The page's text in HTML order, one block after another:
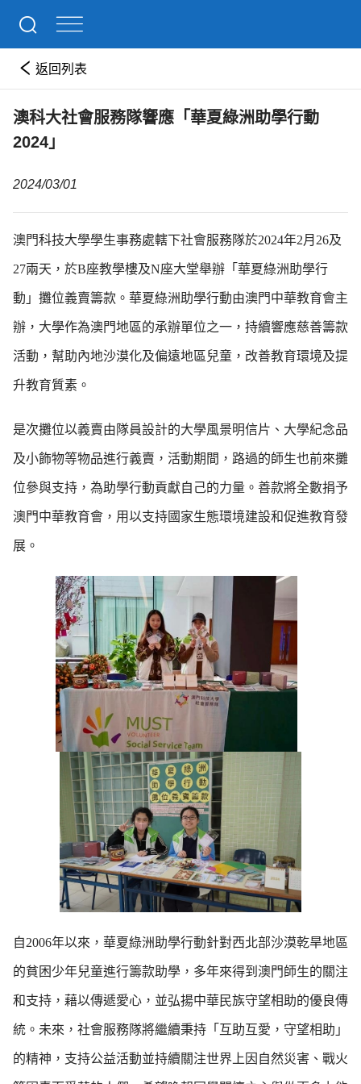
返回列表
澳科大社會服務隊響應「華夏綠洲助學行動
2024」
2024/03/01
澳門科技大學學生事務處轄下社會服務隊於2024年2月26及
27兩天，於B座教學樓及N座大堂舉辦「華夏綠洲助學行
動」攤位義賣籌款。華夏綠洲助學行動由澳門中華教育會主
辦，大學作為澳門地區的承辦單位之一，持續響應慈善籌款
活動，幫助內地沙漠化及偏遠地區兒童，改善教育環境及提
升教育質素。
是次攤位以義賣由隊員設計的大學風景明信片、大學紀念品
及小飾物等物品進行義賣，活動期間，路過的師生也前來攤
位參與支持，為助學行動貢獻自己的力量。善款將全數捐予
澳門中華教育會，用以支持國家生態環境建設和促進教育發
展。
自2006年以來，華夏綠洲助學行動針對西北部沙漠乾旱地區
的貧困少年兒童進行籌款助學，多年來得到澳門師生的關注
和支持，藉以傳遞愛心，並弘揚中華民族守望相助的優良傳
統。未來，社會服務隊將繼續秉持「互助互愛，守望相助」
的精神，支持公益活動並持續關注世界上因自然災害、戰火